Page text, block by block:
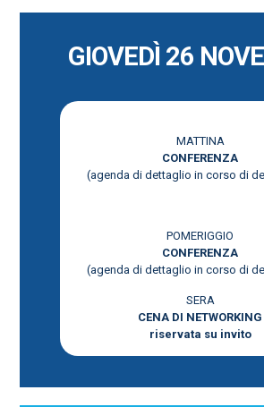
GIOVEDÌ 26
MATTINA
CONFERENZA
(agenda di dettaglio in corso di
POMERIGGIO
CONFERENZA
(agenda di dettaglio in corso di
SERA
CENA DI NETWORKING
riservata su invito